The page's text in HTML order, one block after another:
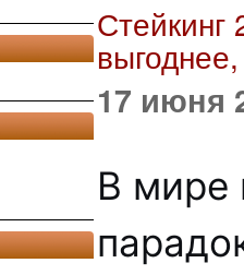
17 июня
В мире